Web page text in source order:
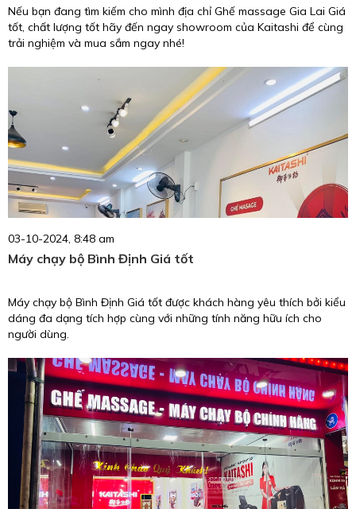
Nếu bạn đang tìm kiếm cho mình địa chỉ Ghế massage Gia Lai Giá
tốt, chất lượng tốt hãy đến ngay showroom của Kaitashi để cùng
trải nghiệm và mua sắm ngay nhé!
03-10-2024, 8:48 am
Máy chạy bộ Bình Định Giá tốt
Máy chạy bộ Bình Định Giá tốt được khách hàng yêu thích bởi kiểu
dáng đa dạng tích hợp cùng với những tính năng hữu ích cho
người dùng.